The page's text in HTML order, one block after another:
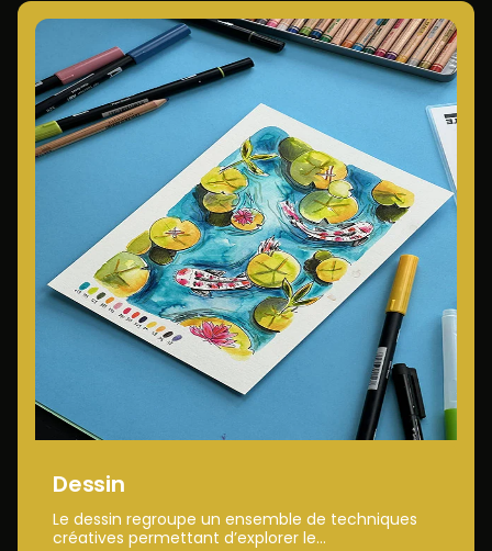
Dessin
Le dessin regroupe un ensemble de techniques
créatives permettant d’explorer le...